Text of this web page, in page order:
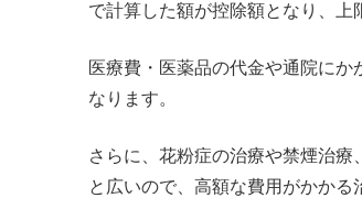
で計算した額が控除額となり、上
医療費・医薬品の代金や通院に
なります。
さらに、花粉症の治療や禁煙治
と広いので、高額な費用がかかる